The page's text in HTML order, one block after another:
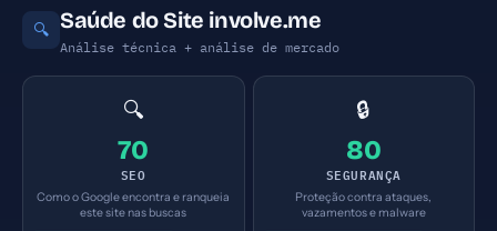
🔍 Saúde do Site involve.me
Análise técnica + análise de mercado
🔍
70
SEO
Como o Google encontra e ranqueia
este site nas buscas
🔒
80
SEGURANÇA
Proteção contra ataques,
vazamentos e malware